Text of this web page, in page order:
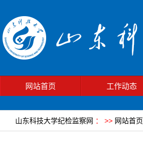
网站首页 工作动态
山东科技大学纪检监察网 ： >> 网站首页